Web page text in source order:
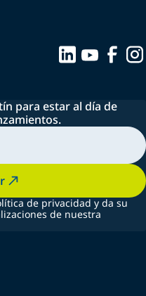
para estar al día de
de privacidad y da su
de nuestra